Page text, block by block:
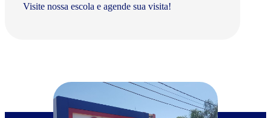
Visite nossa escola e agende sua visita!